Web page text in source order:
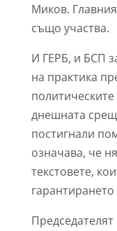
Миков.
също участва.
И ГЕРБ, и БСП
на практика
днешната
постигнали
означава, че
текстовете,
Председателят